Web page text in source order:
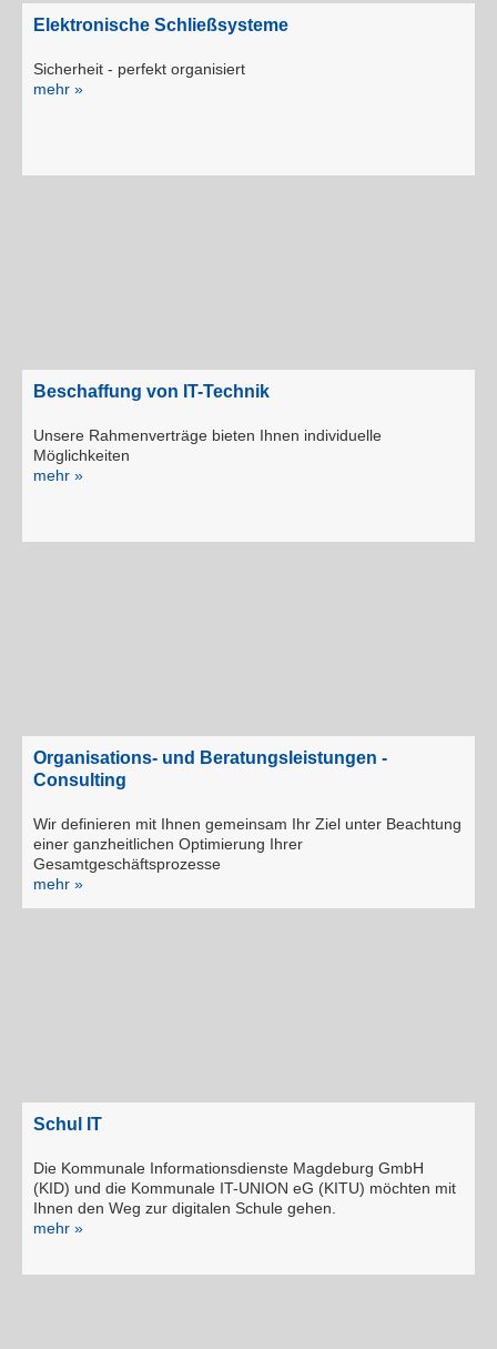
Elektronische Schließsysteme
Sicherheit - perfekt organisiert
mehr »
Beschaffung von IT-Technik
Unsere Rahmenverträge bieten Ihnen individuelle
Möglichkeiten
mehr »
Organisations- und Beratungsleistungen -
Consulting
Wir definieren mit Ihnen gemeinsam Ihr Ziel unter Beachtung
einer ganzheitlichen Optimierung Ihrer
Gesamtgeschäftsprozesse
mehr »
Schul IT
Die Kommunale Informationsdienste Magdeburg GmbH
(KID) und die Kommunale IT-UNION eG (KITU) möchten mit
Ihnen den Weg zur digitalen Schule gehen.
mehr »